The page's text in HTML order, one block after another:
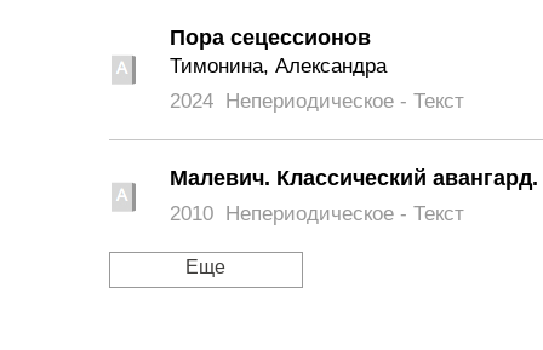
Пора сецессионов
Тимонина, Александра
2024 Непериодическое - Текст
Малевич. Классический
2010 Непериодическое - Текст
Еще